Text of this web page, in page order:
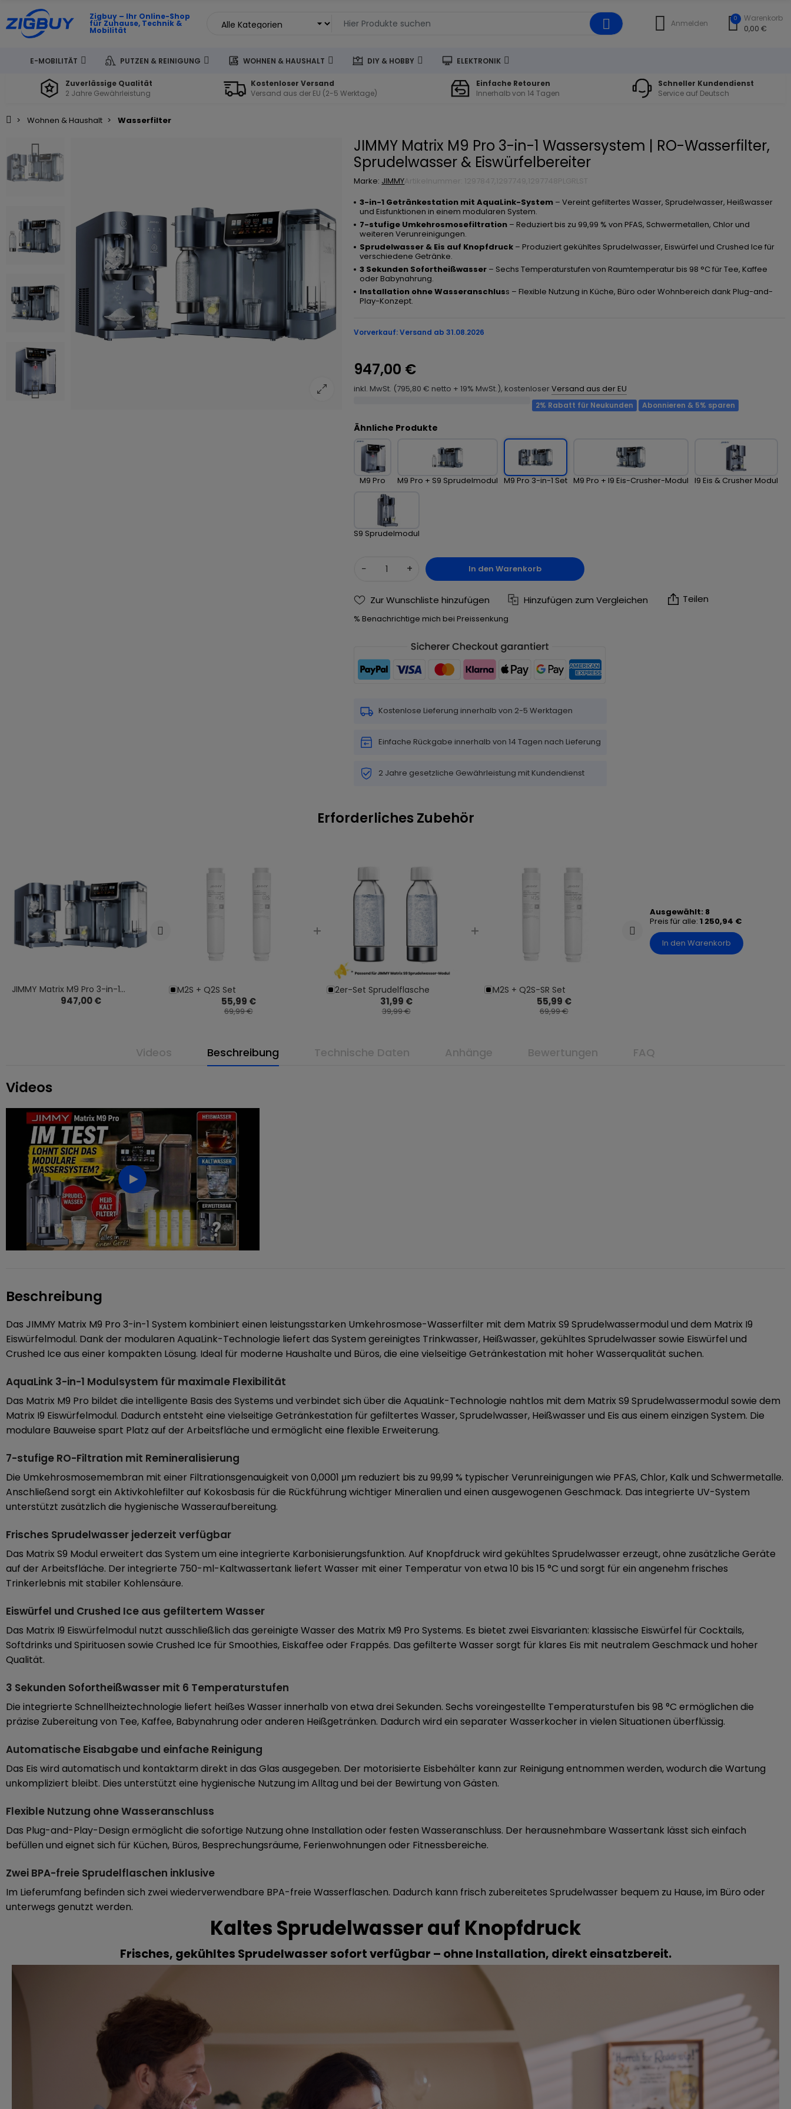
Zigbuy – Ihr Online-Shop
für Zuhause, Technik &
Mobilität
Anmelden 0
Warenkorb
0,00 €
E-MOBILITÄT PUTZEN & REINIGUNG WOHNEN & HAUSHALT DIY & HOBBY ELEKTRONIK
Zuverlässige Qualität
2 Jahre Gewährleistung
Kostenloser Versand
Versand aus der EU (2-5 Werktage)
Einfache Retouren
Innerhalb von 14 Tagen
Schneller Kundendienst
Service auf Deutsch
Wohnen & Haushalt Wasserfilter
JIMMY Matrix M9 Pro 3-in-1 Wassersystem | RO-Wasserfilter,
Sprudelwasser & Eiswürfelbereiter
Marke: JIMMY
3-in-1 Getränkestation mit AquaLink-System – Vereint gefiltertes Wasser, Sprudelwasser, Heißwasser
und Eisfunktionen in einem modularen System.
7-stufige Umkehrosmosefiltration – Reduziert bis zu 99,99 % von PFAS, Schwermetallen, Chlor und
weiteren Verunreinigungen.
Sprudelwasser & Eis auf Knopfdruck – Produziert gekühltes Sprudelwasser, Eiswürfel und Crushed Ice für
verschiedene Getränke.
3 Sekunden Sofortheißwasser – Sechs Temperaturstufen von Raumtemperatur bis 98 °C für Tee, Kaffee
oder Babynahrung.
Installation ohne Wasseranschluss – Flexible Nutzung in Küche, Büro oder Wohnbereich dank Plug-and-
Play-Konzept.
Vorverkauf: Versand ab 31.08.2026
947,00 €
inkl. MwSt. (795,80 € netto + 19% MwSt.), kostenloserVersand aus der EU
2% Rabatt für Neukunden Abonnieren & 5% sparen
Ähnliche Produkte
M9 Pro M9 Pro + S9 Sprudelmodul M9 Pro 3-in-1 Set M9 Pro + I9 Eis-Crusher-Modul I9 Eis & Crusher Modul
S9 Sprudelmodul
− + In den Warenkorb
Zur Wunschliste hinzufügen Hinzufügen zum Vergleichen Teilen
% Benachrichtige mich bei Preissenkung
Kostenlose Lieferung innerhalb von 2-5 Werktagen
Einfache Rückgabe innerhalb von 14 Tagen nach Lieferung
2 Jahre gesetzliche Gewährleistung mit Kundendienst
Erforderliches Zubehör
JIMMY Matrix M9 Pro 3-in-1
Wassersystem | RO-Wasserfilter,
947,00 €
M2S + Q2S Set
55,99 €
69,99 €
2er-Set Sprudelflasche
31,99 €
39,99 €
M2S + Q2S-SR Set
55,99 €
69,99 €
Ausgewählt: 8
Preis für alle: 1 250,94 €
In den Warenkorb
Videos Beschreibung Technische Daten Anhänge Bewertungen FAQ
Videos
Beschreibung
Das JIMMY Matrix M9 Pro 3-in-1 System kombiniert einen leistungsstarken Umkehrosmose-Wasserfilter mit dem Matrix S9 Sprudelwassermodul und dem Matrix I9
Eiswürfelmodul. Dank der modularen AquaLink-Technologie liefert das System gereinigtes Trinkwasser, Heißwasser, gekühltes Sprudelwasser sowie Eiswürfel und
Crushed Ice aus einer kompakten Lösung. Ideal für moderne Haushalte und Büros, die eine vielseitige Getränkestation mit hoher Wasserqualität suchen.
AquaLink 3-in-1 Modulsystem für maximale Flexibilität
Das Matrix M9 Pro bildet die intelligente Basis des Systems und verbindet sich über die AquaLink-Technologie nahtlos mit dem Matrix S9 Sprudelwassermodul sowie dem
Matrix I9 Eiswürfelmodul. Dadurch entsteht eine vielseitige Getränkestation für gefiltertes Wasser, Sprudelwasser, Heißwasser und Eis aus einem einzigen System. Die
modulare Bauweise spart Platz auf der Arbeitsfläche und ermöglicht eine flexible Erweiterung.
7-stufige RO-Filtration mit Remineralisierung
Die Umkehrosmosemembran mit einer Filtrationsgenauigkeit von 0,0001 μm reduziert bis zu 99,99 % typischer Verunreinigungen wie PFAS, Chlor, Kalk und Schwermetalle.
Anschließend sorgt ein Aktivkohlefilter auf Kokosbasis für die Rückführung wichtiger Mineralien und einen ausgewogenen Geschmack. Das integrierte UV-System
unterstützt zusätzlich die hygienische Wasseraufbereitung.
Frisches Sprudelwasser jederzeit verfügbar
Das Matrix S9 Modul erweitert das System um eine integrierte Karbonisierungsfunktion. Auf Knopfdruck wird gekühltes Sprudelwasser erzeugt, ohne zusätzliche Geräte
auf der Arbeitsfläche. Der integrierte 750-ml-Kaltwassertank liefert Wasser mit einer Temperatur von etwa 10 bis 15 °C und sorgt für ein angenehm frisches
Trinkerlebnis mit stabiler Kohlensäure.
Eiswürfel und Crushed Ice aus gefiltertem Wasser
Das Matrix I9 Eiswürfelmodul nutzt ausschließlich das gereinigte Wasser des Matrix M9 Pro Systems. Es bietet zwei Eisvarianten: klassische Eiswürfel für Cocktails,
Softdrinks und Spirituosen sowie Crushed Ice für Smoothies, Eiskaffee oder Frappés. Das gefilterte Wasser sorgt für klares Eis mit neutralem Geschmack und hoher
Qualität.
3 Sekunden Sofortheißwasser mit 6 Temperaturstufen
Die integrierte Schnellheiztechnologie liefert heißes Wasser innerhalb von etwa drei Sekunden. Sechs voreingestellte Temperaturstufen bis 98 °C ermöglichen die
präzise Zubereitung von Tee, Kaffee, Babynahrung oder anderen Heißgetränken. Dadurch wird ein separater Wasserkocher in vielen Situationen überflüssig.
Automatische Eisabgabe und einfache Reinigung
Das Eis wird automatisch und kontaktarm direkt in das Glas ausgegeben. Der motorisierte Eisbehälter kann zur Reinigung entnommen werden, wodurch die Wartung
unkompliziert bleibt. Dies unterstützt eine hygienische Nutzung im Alltag und bei der Bewirtung von Gästen.
Flexible Nutzung ohne Wasseranschluss
Das Plug-and-Play-Design ermöglicht die sofortige Nutzung ohne Installation oder festen Wasseranschluss. Der herausnehmbare Wassertank lässt sich einfach
befüllen und eignet sich für Küchen, Büros, Besprechungsräume, Ferienwohnungen oder Fitnessbereiche.
Zwei BPA-freie Sprudelflaschen inklusive
Im Lieferumfang befinden sich zwei wiederverwendbare BPA-freie Wasserflaschen. Dadurch kann frisch zubereitetes Sprudelwasser bequem zu Hause, im Büro oder
unterwegs genutzt werden.
Kaltes Sprudelwasser auf Knopfdruck
Frisches, gekühltes Sprudelwasser sofort verfügbar – ohne Installation, direkt einsatzbereit.